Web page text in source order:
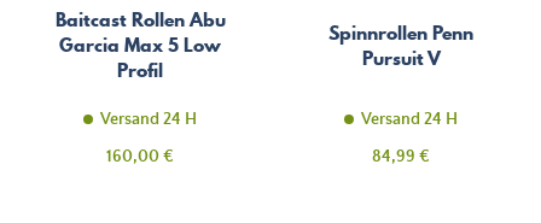
Baitcast Rollen Abu
Garcia Max 5 Low
Profil
Versand 24 H
Preis
160,00 €
Spinnrollen Penn
Pursuit V
Versand 24 H
Preis
84,99 €